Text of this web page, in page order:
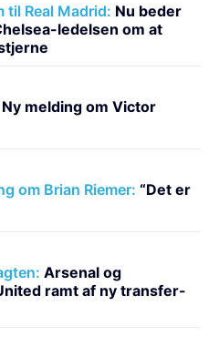
til Real Madrid: Nu beder
ledelsen om at
Ny melding om Victor
om Brian Riemer: “Det er
Arsenal og
ramt af ny transfer-